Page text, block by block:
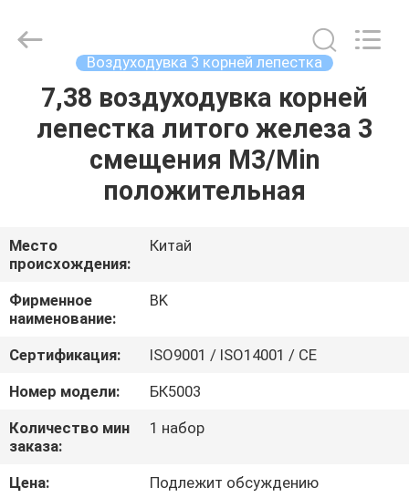
ДОМ
ПРОДУКТЫ
О
НАС
ПУТЕШЕСТВИЕ
ФАБРИКИ
ПРОВЕРКА
КАЧЕСТВА
(Jiangsu)
Воздуходувка 3 корней лепестка
7,38 воздуходувка корней
лепестка литого железа 3
смещения M3/Min
положительная
Место
происхождения:
Китай
Фирменное
наименование:
BK
Сертификация:
ISO9001 / ISO14001 / CE
Номер модели:
БК5003
Количество мин
заказа:
1 набор
Цена:
Подлежит обсуждению